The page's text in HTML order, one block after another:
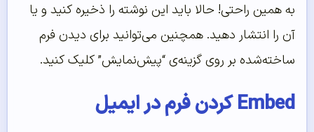
به همین راحتی! حالا باید این نوشته را ذخیره کنید و یا
آن را انتشار دهید. همچنین می‌توانید برای دیدن فرم
ساخته‌شده بر روی گزینه‌ی “پیش‌نمایش” کلیک کنید.
Embed کردن فرم در ایمیل